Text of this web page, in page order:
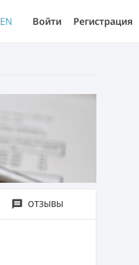
EN Войти Регистрация
message ОТЗЫВЫ